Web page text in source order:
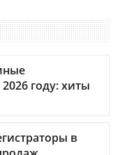
году: хиты
в